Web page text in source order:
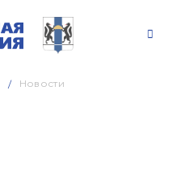
Новости